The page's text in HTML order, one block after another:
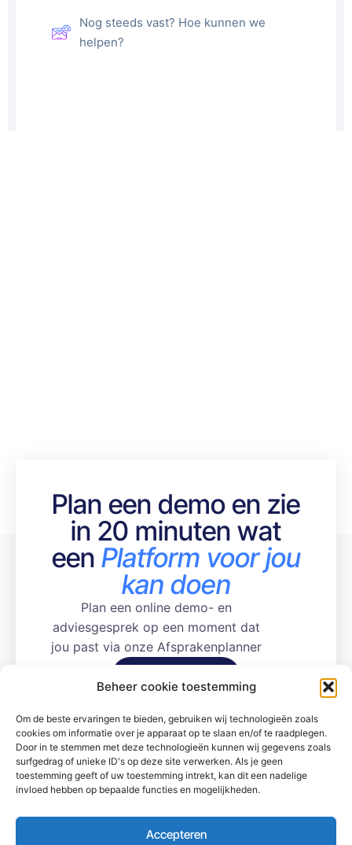
Beheer cookie toestemming
Om de beste ervaringen te bieden, gebruiken wij technologieën zoals
cookies om informatie over je apparaat op te slaan en/of te raadplegen.
Door in te stemmen met deze technologieën kunnen wij gegevens zoals
surfgedrag of unieke ID's op deze site verwerken. Als je geen
toestemming geeft of uw toestemming intrekt, kan dit een nadelige
invloed hebben op bepaalde functies en mogelijkheden.
Accepteren
Nog steeds vast? Hoe kunnen we
helpen?
Plan een demo en zie
in 20 minuten wat
een Platform voor jou
kan doen
Plan een online demo- en
adviesgesprek op een moment dat
jou past via onze Afsprakenplanner
Platform
Essentials
Complete e-
Voor Klanten
Documentatie
Opstart
Juridisch
Algemene